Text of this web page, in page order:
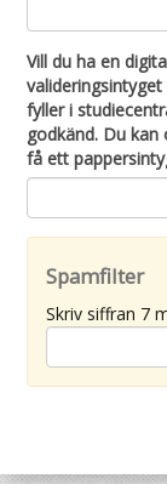
Vill du ha en
fyller i
godkänd. Du
få ett
Spamfilter
Skriv siffran 7